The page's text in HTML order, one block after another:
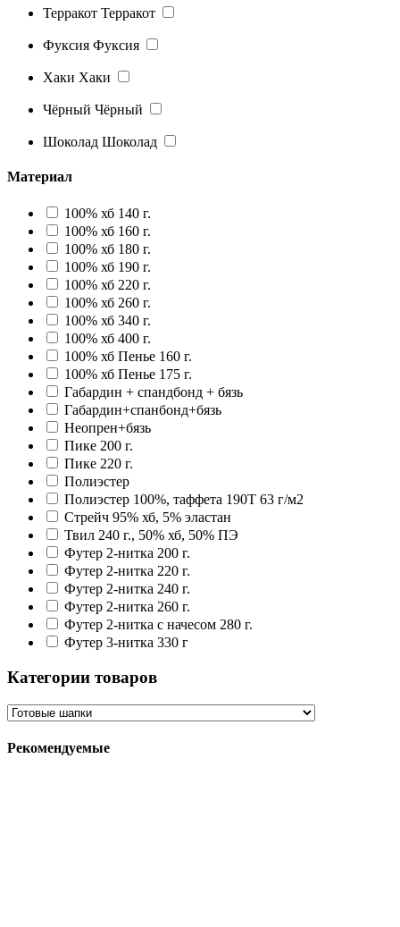
Терракот Терракот
Фуксия Фуксия
Хаки Хаки
Чёрный Чёрный
Шоколад Шоколад
Материал
100% хб 140 г.
100% хб 160 г.
100% хб 180 г.
100% хб 190 г.
100% хб 220 г.
100% хб 260 г.
100% хб 340 г.
100% хб 400 г.
100% хб Пенье 160 г.
100% хб Пенье 175 г.
Габардин + спандбонд + бязь
Габардин+спанбонд+бязь
Неопрен+бязь
Пике 200 г.
Пике 220 г.
Полиэстер
Полиэстер 100%, таффета 190T 63 г/м2
Стрейч 95% хб, 5% эластан
Твил 240 г., 50% хб, 50% ПЭ
Футер 2-нитка 200 г.
Футер 2-нитка 220 г.
Футер 2-нитка 240 г.
Футер 2-нитка 260 г.
Футер 2-нитка с начесом 280 г.
Футер 3-нитка 330 г
Категории товаров
Рекомендуемые